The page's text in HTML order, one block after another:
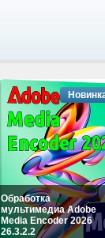
Обработка
мультимедиа Adobe
Media Encoder 2026
26.3.2.2